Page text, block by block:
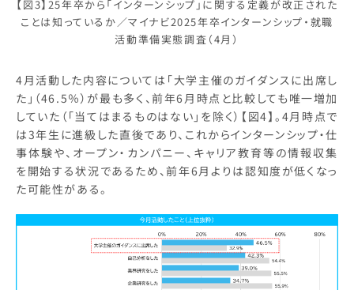
【図3】25年卒から「インターンシップ」に関する定義が改正された
ことは知っているか／マイナビ2025年卒インターンシップ・就職
活動準備実態調査（4月）
4月活動した内容については「大学主催のガイダンスに出席し
た」（46.5％）が最も多く、前年6月時点と比較しても唯一増加
していた（「当てはまるものはない」を除く）【図4】。4月時点で
は3年生に進級した直後であり、これからインターンシップ・仕
事体験や、オープン・カンパニー、キャリア教育等の情報収集
を開始する状況であるため、前年6月よりは認知度が低くなっ
た可能性がある。